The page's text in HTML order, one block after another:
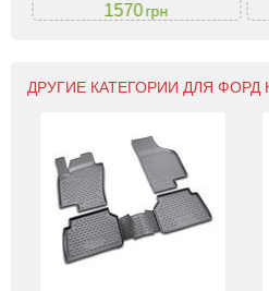
1570грн
ДРУГИЕ КАТЕГОРИИ ДЛЯ ФОРД